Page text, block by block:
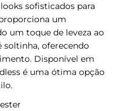
sofisticados para
um
um toque de leveza ao
soltinha, oferecendo
Disponível em
é uma ótima opção